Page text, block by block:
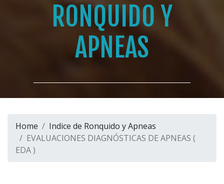
RONQUIDO Y
APNEAS
Home
Indice de Ronquido y Apneas
EVALUACIONES DIAGNÓSTICAS DE APNEAS (
EDA )